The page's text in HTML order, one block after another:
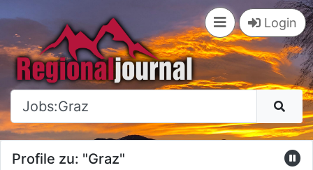
Login
Profile zu: "Graz"